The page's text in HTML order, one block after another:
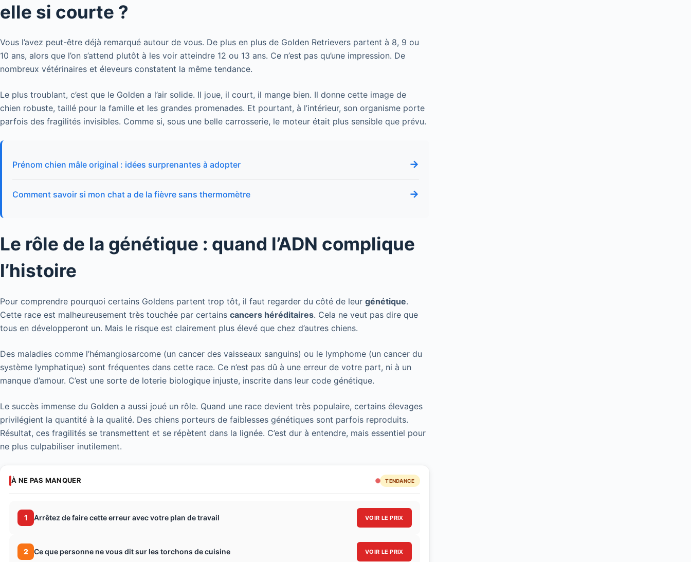
elle si courte ?
Vous l’avez peut-être déjà remarqué autour de vous. De plus en plus de Golden Retrievers partent à 8, 9 ou
10 ans, alors que l’on s’attend plutôt à les voir atteindre 12 ou 13 ans. Ce n’est pas qu’une impression. De
nombreux vétérinaires et éleveurs constatent la même tendance.
Le plus troublant, c’est que le Golden a l’air solide. Il joue, il court, il mange bien. Il donne cette image de
chien robuste, taillé pour la famille et les grandes promenades. Et pourtant, à l’intérieur, son organisme porte
parfois des fragilités invisibles. Comme si, sous une belle carrosserie, le moteur était plus sensible que prévu.
Prénom chien mâle original : idées surprenantes à adopter →
Comment savoir si mon chat a de la fièvre sans thermomètre →
Le rôle de la génétique : quand l’ADN complique
l’histoire
Pour comprendre pourquoi certains Goldens partent trop tôt, il faut regarder du côté de leur génétique.
Cette race est malheureusement très touchée par certains cancers héréditaires. Cela ne veut pas dire que
tous en développeront un. Mais le risque est clairement plus élevé que chez d’autres chiens.
Des maladies comme l’hémangiosarcome (un cancer des vaisseaux sanguins) ou le lymphome (un cancer du
système lymphatique) sont fréquentes dans cette race. Ce n’est pas dû à une erreur de votre part, ni à un
manque d’amour. C’est une sorte de loterie biologique injuste, inscrite dans leur code génétique.
Le succès immense du Golden a aussi joué un rôle. Quand une race devient très populaire, certains élevages
privilégient la quantité à la qualité. Des chiens porteurs de faiblesses génétiques sont parfois reproduits.
Résultat, ces fragilités se transmettent et se répètent dans la lignée. C’est dur à entendre, mais essentiel pour
ne plus culpabiliser inutilement.
À NE PAS MANQUER TENDANCE
1 Arrêtez de faire cette erreur avec votre plan de travail VOIR LE PRIX
2 Ce que personne ne vous dit sur les torchons de cuisine VOIR LE PRIX